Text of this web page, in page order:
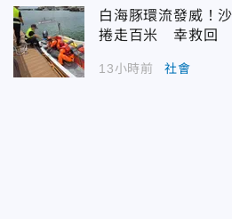
白海豚環流發威！
捲走百米 幸救回
13小時前 社會